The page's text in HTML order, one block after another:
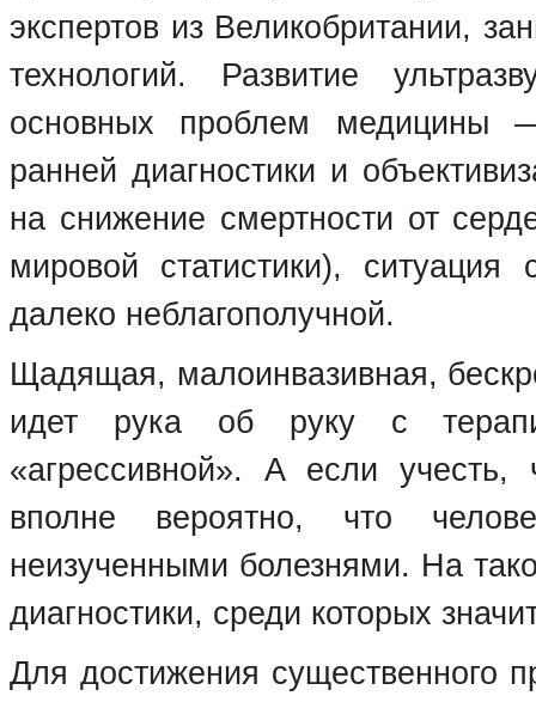
экспертов из Великобритании,
технологий. Развитие
основных проблем медицины
ранней диагностики и
на снижение смертности от
мировой статистики),
далеко неблагополучной.
Щадящая, малоинвазивная,
идет рука об руку с
«агрессивной». А если учесть,
вполне вероятно, что
неизученными болезнями. На
диагностики, среди которых
Для достижения существенного